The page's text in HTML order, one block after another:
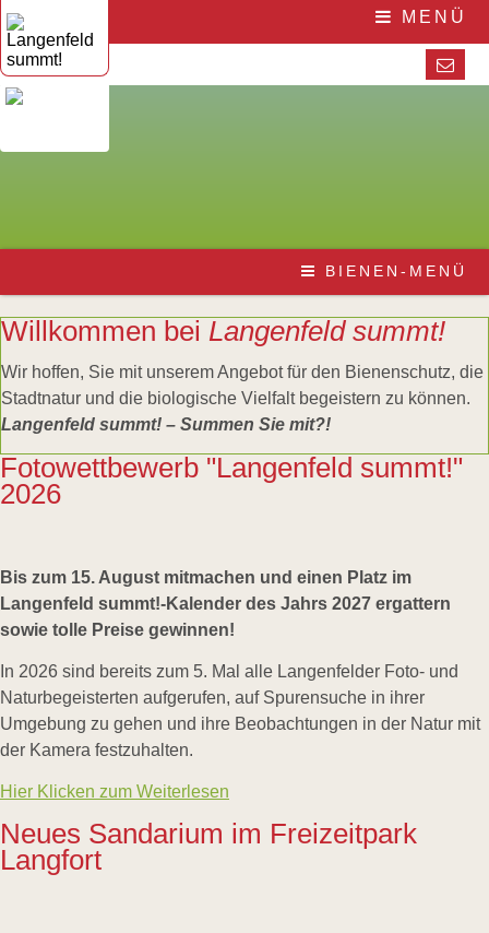
Die
Initiative
Das
Team
MENÜ
BIENEN-MENÜ
Bestäubungsfunktion
Bienensterben
More
than
honey
Wesensgemäße
Bienenhaltung
Stadtimkerei
Literatur
Links
Bestäubungsfunktion
Gefährdung
Schutz
und
Literatur
Links
Bienenfreundlich
Gärtnern
Links
Biologische
Vielfalt
Willkommen bei Langenfeld summt!
Wir hoffen, Sie mit unserem Angebot für den Bienenschutz, die
Stadtnatur und die biologische Vielfalt begeistern zu können.
Langenfeld summt! – Summen Sie mit?!
Fotowettbewerb "Langenfeld summt!"
2026
Bis zum 15. August mitmachen und einen Platz im
Langenfeld summt!-Kalender des Jahrs 2027 ergattern
sowie tolle Preise gewinnen!
In 2026 sind bereits zum 5. Mal alle Langenfelder Foto- und
Naturbegeisterten aufgerufen, auf Spurensuche in ihrer
Umgebung zu gehen und ihre Beobachtungen in der Natur mit
der Kamera festzuhalten.
Hier Klicken zum Weiterlesen
Neues Sandarium im Freizeitpark
Langfort